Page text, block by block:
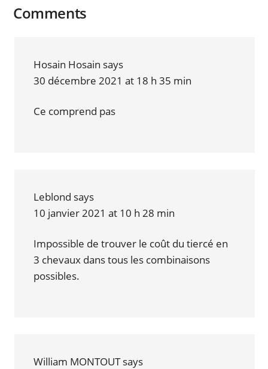
Comments
Hosain Hosain says
30 décembre 2021 at 18 h 35 min
Ce comprend pas
Leblond says
10 janvier 2021 at 10 h 28 min
Impossible de trouver le coût du tiercé en
3 chevaux dans tous les combinaisons
possibles.
William MONTOUT says